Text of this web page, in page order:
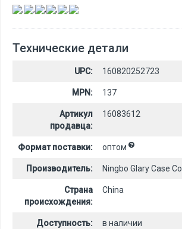
, , , , ,
Технические детали
UPC: 160820252723
MPN: 137
Артикул
продавца:
16083612
Формат поставки: оптом
Производитель: Ningbo Glary Case
Страна
происхождения:
China
Доступность: в наличии